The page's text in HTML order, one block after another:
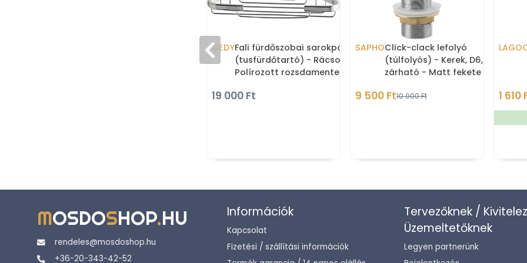
GEDYFali fürdőszobai sarokpolc
(tusfürdőtartó) - Rácsos -
Polírozott rozsdamentes
19 000 Ft
SAPHOClick-clack lefolyó
(túlfolyós) - Kerek, D6,7cm,
zárható - Matt fekete
9 500 Ft10 000 Ft 1 610
MOSDOSHOP.HU
rendeles@mosdoshop.hu
+36-20-343-42-52
Információk
Kapcsolat
Fizetési / szállítási információk
Tervezőknek /
Üzemeltetőknek
Legyen partnerünk